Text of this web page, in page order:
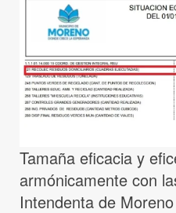
Tamaña eficacia y
armónicamente con
Intendenta de